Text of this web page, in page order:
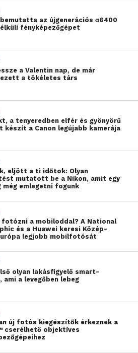
külső szenzorok is
riasztások vagy egyéb
válnak elérhetővé, ha
való kapcsolat
kamera riasztást küld az
külső eszközök
így a kamera
fényforrások vagy
esetén a redundáns
PoE biztosítja a kamera
megkönnyíti a
az opcionális
hasznos eszközök
olyan funkciók válnak
a szintbeállítási
automata elforgatás, a
és fókuszálás
sorozat új kiegészítőinek
számára garantált a
akár a legnehezebb külső
legyen szó fény-, időjárási
viszonyokról – mondta
bemutatta az újgenerációs α6400
fényképezőgépet
a Valentin nap, de már
a tökéletes társ
a tenyeredben elfér és gyönyörű
készít a Canon legújabb kamerája
eljött a ti időtok: Olyan
mutatott be a Nikon, amit egy
még emlegetni fogunk
fotózni a mobiloddal? A National
és a Huawei keresi Közép-
legjobb mobilfotósát
olyan lakásfigyelő smart-
ami a levegőben lebeg
új fotós kiegészítők érkeznek a
cserélhető objektíves